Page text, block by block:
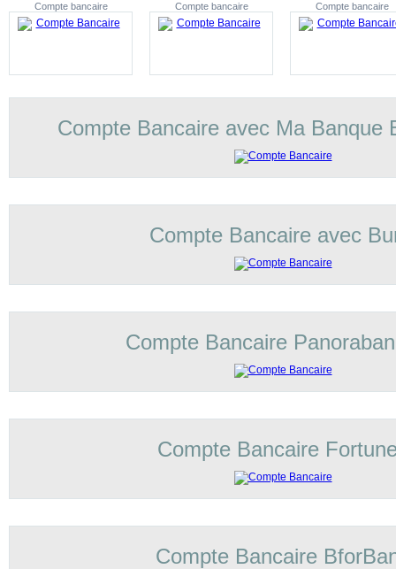
Compte bancaire Compte bancaire Compte bancaire
Compte Bancaire avec Ma Banque
Compte Bancaire avec
Compte Bancaire
Compte Bancaire
Compte Bancaire